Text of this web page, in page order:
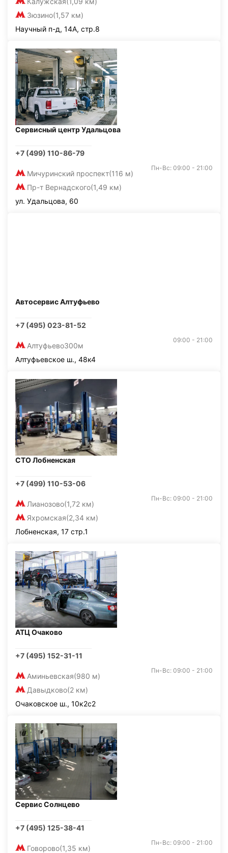
Зюзино(1,57 км)
Научный п-д, 14А, стр.8
Сервисный центр Удальцова
+7 (499) 110-86-79
Мичуринский проспект(116 м)
Пр-т Вернадского(1,49 км)
Пн-Вс: 09:00 - 21:00
ул. Удальцова, 60
Автосервис Алтуфьево
+7 (495) 023-81-52
Алтуфьево300м
09:00 - 21:00
Алтуфьевское ш., 48к4
СТО Лобненская
+7 (499) 110-53-06
Лианозово(1,72 км)
Яхромская(2,34 км)
Пн-Вс: 09:00 - 21:00
Лобненская, 17 стр.1
АТЦ Очаково
+7 (495) 152-31-11
Аминьевская(980 м)
Давыдково(2 км)
Пн-Вс: 09:00 - 21:00
Очаковское ш., 10к2с2
Сервис Солнцево
+7 (495) 125-38-41
Говорово(1,35 км)
Пн-Вс: 09:00 - 21:00